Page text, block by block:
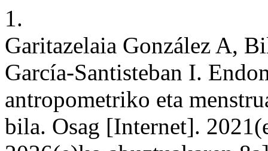
1.
Garitazelaia González A,
García-Santisteban I.
antropometriko eta
bila. Osag [Internet].